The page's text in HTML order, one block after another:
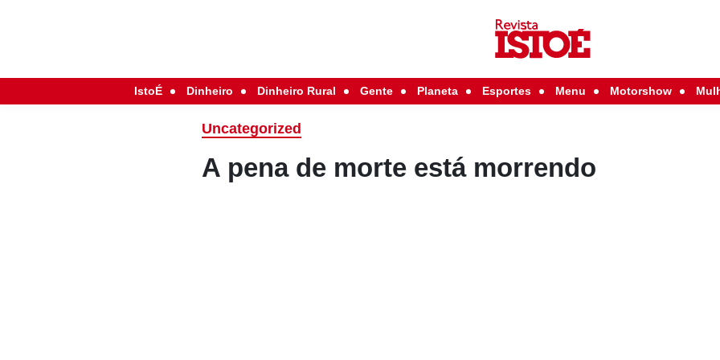
IstoÉ Dinheiro Dinheiro Rural Gente Planeta Esportes Menu Motorshow
Uncategorized
A pena de morte está morrendo